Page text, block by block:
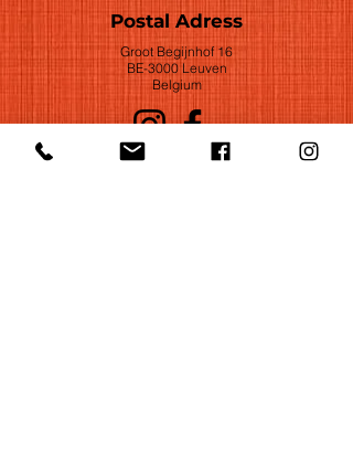
Postal Adress
Groot Begijnhof 16
BE-3000 Leuven
Belgium
©2022 by Huelgas Ensemble